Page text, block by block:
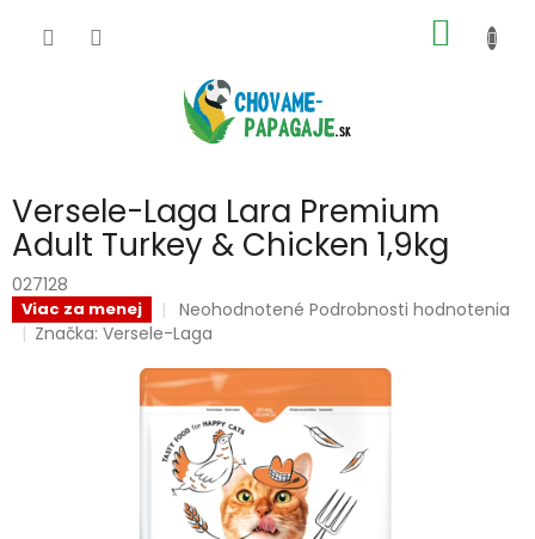
KOŠÍK
Versele-Laga Lara Premium
Adult Turkey & Chicken 1,9kg
027128
Viac za menej
Priemerné
hodnotenie
je
0,0
5
hviezdičiek.
Neohodnotené Podrobnosti hodnotenia
Značka:Versele-Laga